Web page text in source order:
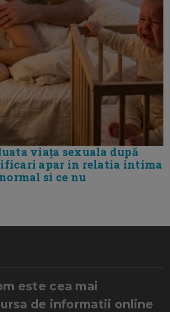
viața sexuala după
apar in relatia intima
si ce nu
este cea mai
de informatii online